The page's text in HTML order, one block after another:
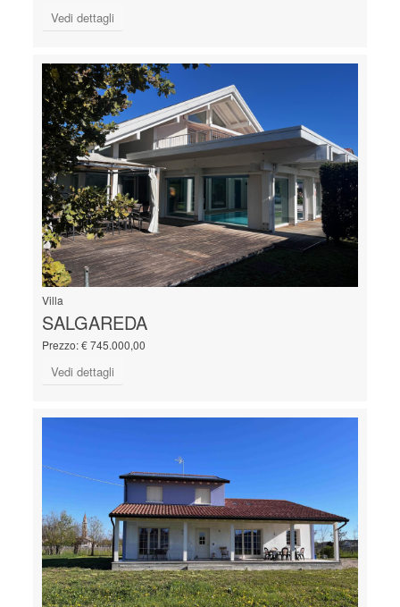
Vedi dettagli
Villa
SALGAREDA
Prezzo: € 745.000,00
Vedi dettagli